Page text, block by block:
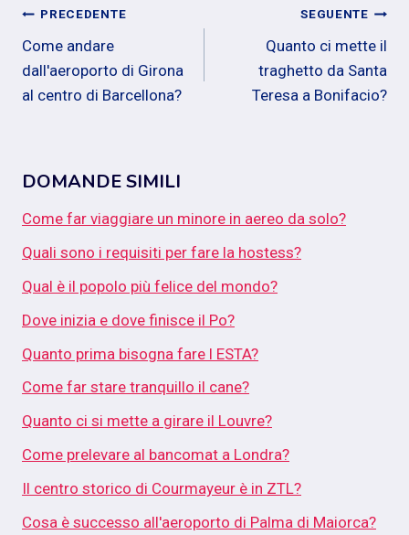
Navigazione
articoli
PRECEDENTE
Come andare
dall'aeroporto di Girona
al centro di Barcellona?
SEGUENTE
Quanto ci mette il
traghetto da Santa
Teresa a Bonifacio?
DOMANDE SIMILI
Come far viaggiare un minore in aereo da solo?
Quali sono i requisiti per fare la hostess?
Qual è il popolo più felice del mondo?
Dove inizia e dove finisce il Po?
Quanto prima bisogna fare l ESTA?
Come far stare tranquillo il cane?
Quanto ci si mette a girare il Louvre?
Come prelevare al bancomat a Londra?
Il centro storico di Courmayeur è in ZTL?
Cosa è successo all'aeroporto di Palma di Maiorca?